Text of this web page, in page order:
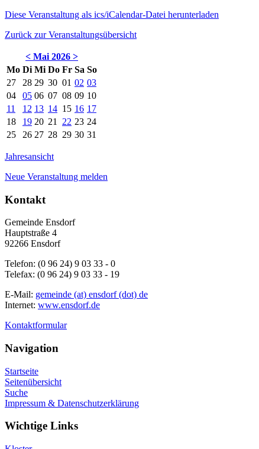
Diese Veranstaltung als ics/iCalendar-Datei herunterladen
Zurück zur Veranstaltungsübersicht
< Mai 2026 >
Mo Di Mi Do Fr Sa So
27
28 29 30 01 02 03
04
05 06 07 08 09 10
11
12 13 14 15 16 17
18
19 20 21 22 23 24
25
26 27 28 29 30 31
Jahresansicht
Neue Veranstaltung melden
Kontakt
Gemeinde Ensdorf
Hauptstraße 4
92266 Ensdorf
Telefon: (0 96 24) 9 03 33 - 0
Telefax: (0 96 24) 9 03 33 - 19
E-Mail: gemeinde (at) ensdorf (dot) de
Internet: www.ensdorf.de
Kontaktformular
Navigation
Startseite
Seitenübersicht
Suche
Impressum & Datenschutzerklärung
Wichtige Links